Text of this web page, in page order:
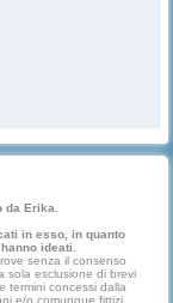
da Erika.
in esso, in quanto
ideati.
senza il consenso
sola esclusione di brevi
termini concessi dalla
e/o comunque fittizi.